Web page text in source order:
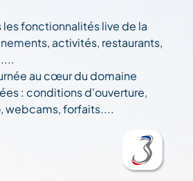
fonctionnalités live de la
activités, restaurants,
au cœur du domaine
: conditions d'ouverture,
webcams, forfaits....